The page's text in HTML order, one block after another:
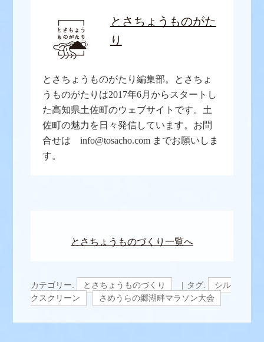
とさちょうものがた
り
とさちょうものがたり編集部。とさちょ
うものがたりは2017年6月からスタートし
た高知県土佐町のウェブサイトです。土
佐町の魅力を日々発信しています。お問
合せは info@tosacho.com までお願いしま
す。
とさちょうものづくり一覧へ
カテゴリー: とさちょうものづくり タグ:
シル
クスクリーン
さめうらの郷湖畔マラソン大会